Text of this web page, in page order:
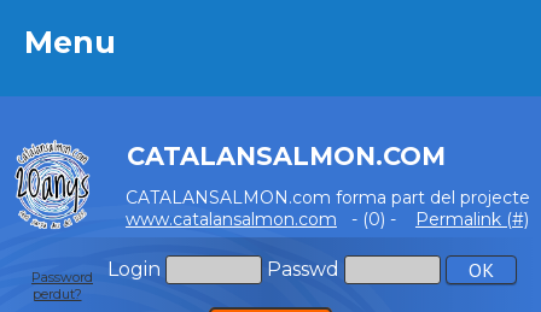
Menu
CATALANSALMON.COM
CATALANSALMON.com forma part del projecte
www.catalansalmon.com - (0) - Permalink (#)
Login Passwd
Password
perdut?
Menu